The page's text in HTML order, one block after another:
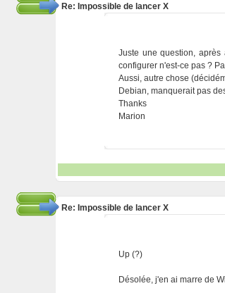
Re: Impossible de lancer X
Juste une question,
configurer n'est-ce pas ?
Aussi, autre chose
Debian, manquerait pas
Thanks
Marion
Re: Impossible de lancer X
Up (?)
Désolée, j'en ai marre de